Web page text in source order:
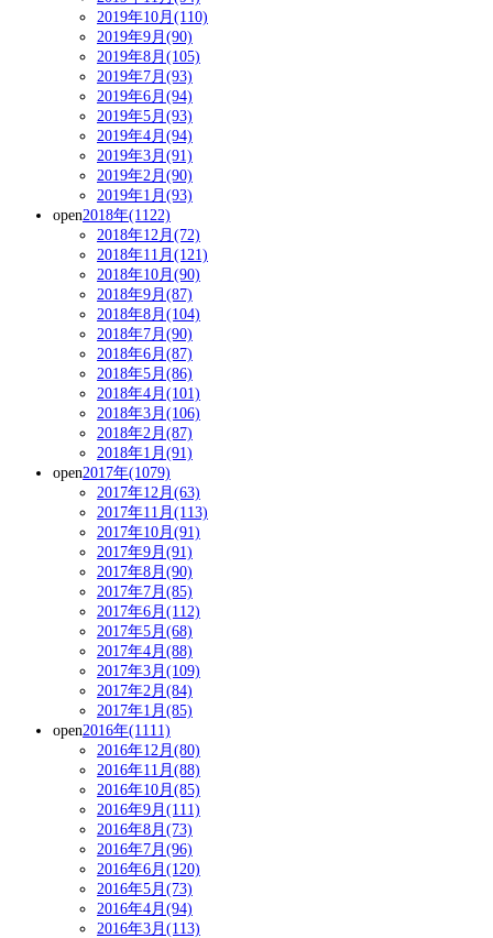
2019年10月(110)
2019年9月(90)
2019年8月(105)
2019年7月(93)
2019年6月(94)
2019年5月(93)
2019年4月(94)
2019年3月(91)
2019年2月(90)
2019年1月(93)
open2018年(1122)
2018年12月(72)
2018年11月(121)
2018年10月(90)
2018年9月(87)
2018年8月(104)
2018年7月(90)
2018年6月(87)
2018年5月(86)
2018年4月(101)
2018年3月(106)
2018年2月(87)
2018年1月(91)
open2017年(1079)
2017年12月(63)
2017年11月(113)
2017年10月(91)
2017年9月(91)
2017年8月(90)
2017年7月(85)
2017年6月(112)
2017年5月(68)
2017年4月(88)
2017年3月(109)
2017年2月(84)
2017年1月(85)
open2016年(1111)
2016年12月(80)
2016年11月(88)
2016年10月(85)
2016年9月(111)
2016年8月(73)
2016年7月(96)
2016年6月(120)
2016年5月(73)
2016年4月(94)
2016年3月(113)